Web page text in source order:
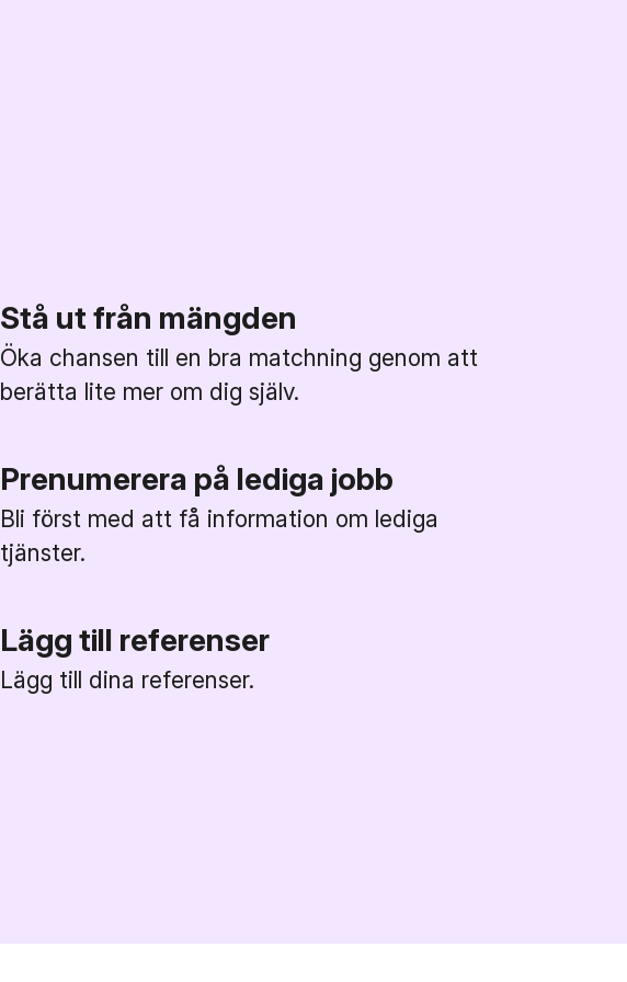
Stå ut från mängden
Öka chansen till en bra matchning genom att
berätta lite mer om dig själv.
Prenumerera på lediga jobb
Bli först med att få information om lediga
tjänster.
Lägg till referenser
Lägg till dina referenser.